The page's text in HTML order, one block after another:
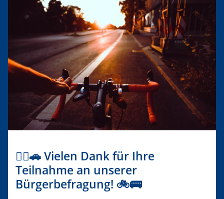
🚶‍♀️🚗 Vielen Dank für Ihre
Teilnahme an unserer
Bürgerbefragung! 🚲🚌